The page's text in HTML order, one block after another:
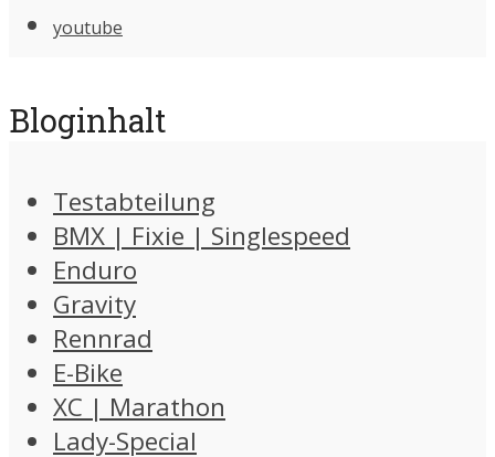
youtube
Bloginhalt
Testabteilung
BMX | Fixie | Singlespeed
Enduro
Gravity
Rennrad
E-Bike
XC | Marathon
Lady-Special